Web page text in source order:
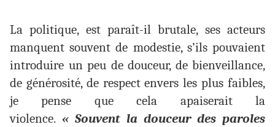
La politique, est paraît-il brutale, ses acteurs
manquent souvent de modestie, s’ils pouvaient
introduire un peu de douceur, de bienveillance,
de générosité, de respect envers les plus faibles,
je pense que cela apaiserait la
violence.« Souvent la douceur des paroles